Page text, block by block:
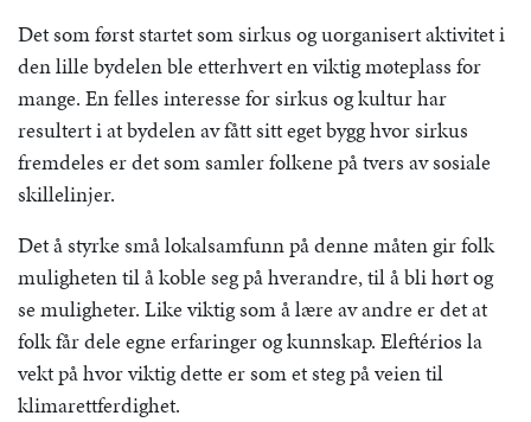
Det som først startet som sirkus og uorganisert aktivitet i
den lille bydelen ble etterhvert en viktig møteplass for
mange. En felles interesse for sirkus og kultur har
resultert i at bydelen av fått sitt eget bygg hvor sirkus
fremdeles er det som samler folkene på tvers av sosiale
skillelinjer.
Det å styrke små lokalsamfunn på denne måten gir folk
muligheten til å koble seg på hverandre, til å bli hørt og
se muligheter. Like viktig som å lære av andre er det at
folk får dele egne erfaringer og kunnskap. Eleftérios la
vekt på hvor viktig dette er som et steg på veien til
klimarettferdighet.